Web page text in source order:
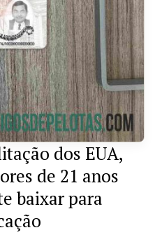
dos EUA,
de 21 anos
baixar para